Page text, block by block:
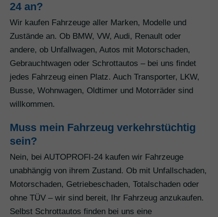
24 an?
Wir kaufen Fahrzeuge aller Marken, Modelle und
Zustände an. Ob BMW, VW, Audi, Renault oder
andere, ob Unfallwagen, Autos mit Motorschaden,
Gebrauchtwagen oder Schrottautos – bei uns findet
jedes Fahrzeug einen Platz. Auch Transporter, LKW,
Busse, Wohnwagen, Oldtimer und Motorräder sind
willkommen.
Muss mein Fahrzeug verkehrstüchtig
sein?
Nein, bei AUTOPROFI-24 kaufen wir Fahrzeuge
unabhängig von ihrem Zustand. Ob mit Unfallschaden,
Motorschaden, Getriebeschaden, Totalschaden oder
ohne TÜV – wir sind bereit, Ihr Fahrzeug anzukaufen.
Selbst Schrottautos finden bei uns eine